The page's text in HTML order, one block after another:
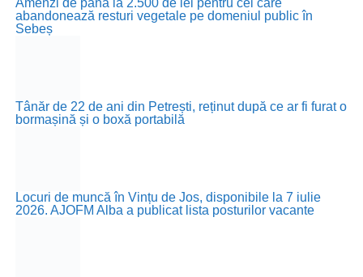
abandonează resturi vegetale pe domeniul public în
Sebeș
Tânăr de 22 de ani din Petrești, reținut după ce ar fi furat o
bormașină și o boxă portabilă
Locuri de muncă în Vințu de Jos, disponibile la 7 iulie
2026. AJOFM Alba a publicat lista posturilor vacante